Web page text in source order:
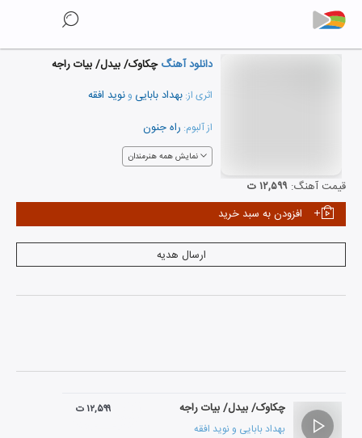
دانلود آهنگچکاوک/ بیدل/ بیات راجه
اثری از: بهداد بابایی و نوید افقه
از آلبوم: راه جنون
نمایش همه هنرمندان
قیمت آهنگ: ۱۲,۵۹۹ ت
افزودن به سبد خرید
ارسال هدیه
چکاوک/ بیدل/ بیات راجه
بهداد بابایی و نوید افقه
۱۲,۵۹۹ ت